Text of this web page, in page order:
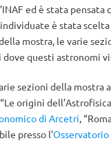
ed è stata pensata
è stata
mostra, le varie
questi astronomi
sezioni della mostra
origini
di Arcetri,
presso l’